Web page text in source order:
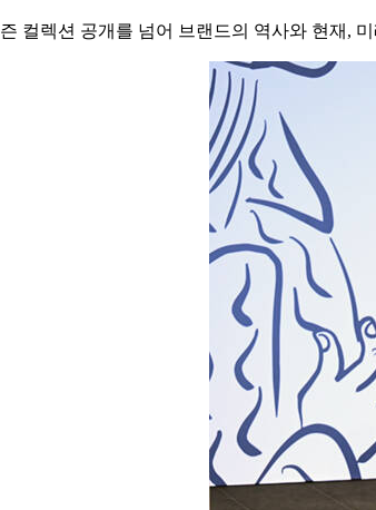
컬렉션 공개를 넘어 브랜드의 역사와 현재,